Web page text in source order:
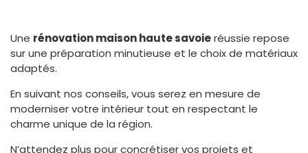
Une rénovation maison haute savoieréussie repose
sur une préparation minutieuse et le choix de matériaux
adaptés.
En suivant nos conseils, vous serez en mesure de
moderniser votre intérieur tout en respectant le
charme unique de la région.
N’attendez plus pour concrétiser vos projets et